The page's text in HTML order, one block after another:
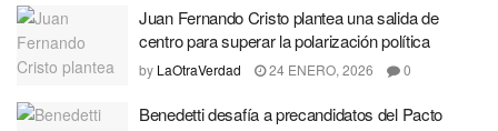
Juan Fernando Cristo plantea una salida de
centro para superar la polarización política
by LaOtraVerdad 24 ENERO, 2026 0
Benedetti desafía a precandidatos del Pacto